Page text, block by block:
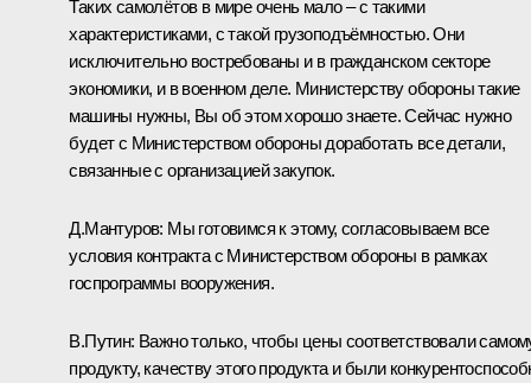
Таких самолётов в мире очень мало – с такими
характеристиками, с такой грузоподъёмностью. Они
исключительно востребованы и в гражданском секторе
экономики, и в военном деле. Министерству обороны такие
машины нужны, Вы об этом хорошо знаете. Сейчас нужно
будет с Министерством обороны доработать все детали,
связанные с организацией закупок.
Д.Мантуров: Мы готовимся к этому, согласовываем все
условия контракта с Министерством обороны в рамках
госпрограммы вооружения.
В.Путин: Важно только, чтобы цены соответствовали
продукту, качеству этого продукта и были